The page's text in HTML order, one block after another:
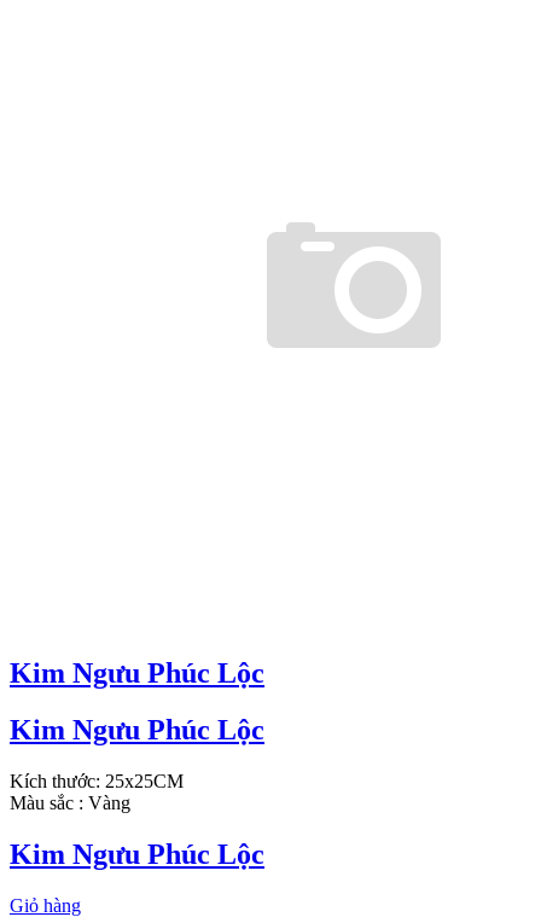
Kim Ngưu Phúc Lộc
Kim Ngưu Phúc Lộc
Kích thước: 25x25CM
Màu sắc : Vàng
Kim Ngưu Phúc Lộc
Giỏ hàng